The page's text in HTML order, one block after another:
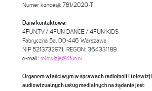
Numer koncesji: 781/2020-T
Dane kontaktowe:
4FUN.TV / 4FUN DANCE / 4FUN KIDS
Fabryczna 5a, 00-446 Warszawa
NIP 5213732971; REGON: 364331189
e-mail: telewizja@4fun.tv
Organem właściwym w sprawach radiofonii i
audiowizualnych usług medialnych na żądanie jest: